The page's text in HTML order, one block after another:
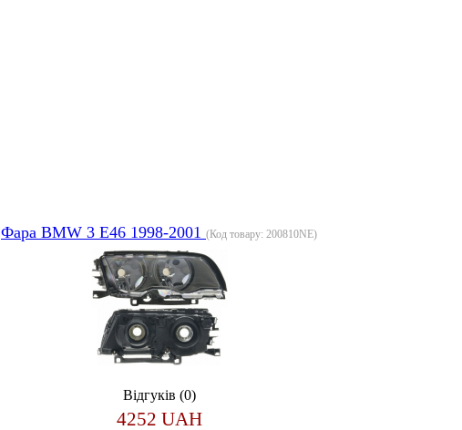
Фара BMW 3 E46 1998-2001 (Код товару: 200810NE)
Відгуків (0)
4252 UAH